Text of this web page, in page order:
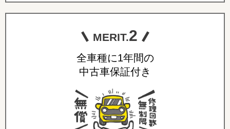
MERIT.2
全車種に1年間の
中古車保証付き